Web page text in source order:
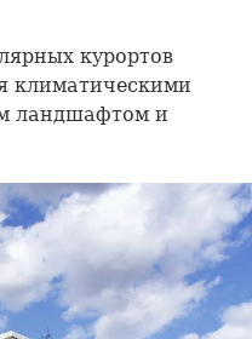
курортов
климатическими
ландшафтом и